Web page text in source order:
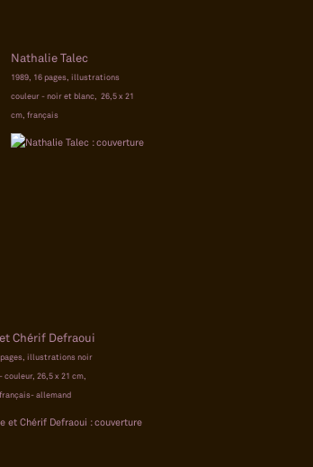
Nathalie Talec
1989, 16 pages, illustrations
couleur - noir et blanc, 26,5 x 21
cm, français
Chérif Defraoui
pages, illustrations noir
couleur, 26,5 x 21 cm,
allemand